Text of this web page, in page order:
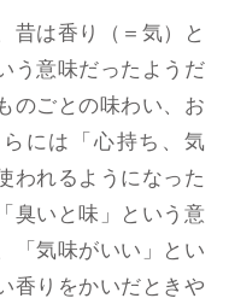
昔は香り（＝気）と
う意味だったようだ
のごとの味わい、お
には「心持ち、気
われるようになった
臭いと味」という意
「気味がいい」とい
香りをかいだときや